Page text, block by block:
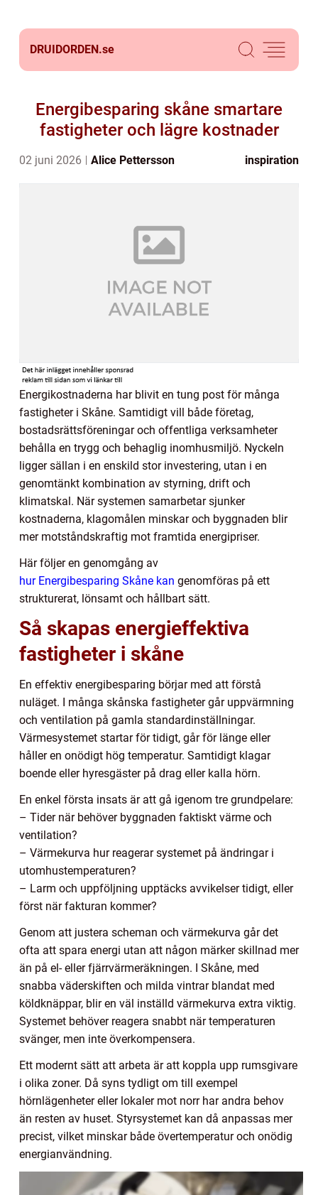
DRUIDORDEN.se
Energibesparing skåne smartare
fastigheter och lägre kostnader
02 juni 2026 Alice Pettersson inspiration
Energikostnaderna har blivit en tung post för många
fastigheter i Skåne. Samtidigt vill både företag,
bostadsrättsföreningar och offentliga verksamheter
behålla en trygg och behaglig inomhusmiljö. Nyckeln
ligger sällan i en enskild stor investering, utan i en
genomtänkt kombination av styrning, drift och
klimatskal. När systemen samarbetar sjunker
kostnaderna, klagomålen minskar och byggnaden blir
mer motståndskraftig mot framtida energipriser.
Här följer en genomgång av
hur Energibesparing Skåne kan genomföras på ett
strukturerat, lönsamt och hållbart sätt.
Så skapas energieffektiva
fastigheter i skåne
En effektiv energibesparing börjar med att förstå
nuläget. I många skånska fastigheter går uppvärmning
och ventilation på gamla standardinställningar.
Värmesystemet startar för tidigt, går för länge eller
håller en onödigt hög temperatur. Samtidigt klagar
boende eller hyresgäster på drag eller kalla hörn.
En enkel första insats är att gå igenom tre grundpelare:
– Tider när behöver byggnaden faktiskt värme och
ventilation?
– Värmekurva hur reagerar systemet på ändringar i
utomhustemperaturen?
– Larm och uppföljning upptäcks avvikelser tidigt, eller
först när fakturan kommer?
Genom att justera scheman och värmekurva går det
ofta att spara energi utan att någon märker skillnad mer
än på el- eller fjärrvärmeräkningen. I Skåne, med
snabba väderskiften och milda vintrar blandat med
köldknäppar, blir en väl inställd värmekurva extra viktig.
Systemet behöver reagera snabbt när temperaturen
svänger, men inte överkompensera.
Ett modernt sätt att arbeta är att koppla upp rumsgivare
i olika zoner. Då syns tydligt om till exempel
hörnlägenheter eller lokaler mot norr har andra behov
än resten av huset. Styrsystemet kan då anpassas mer
precist, vilket minskar både övertemperatur och onödig
energianvändning.